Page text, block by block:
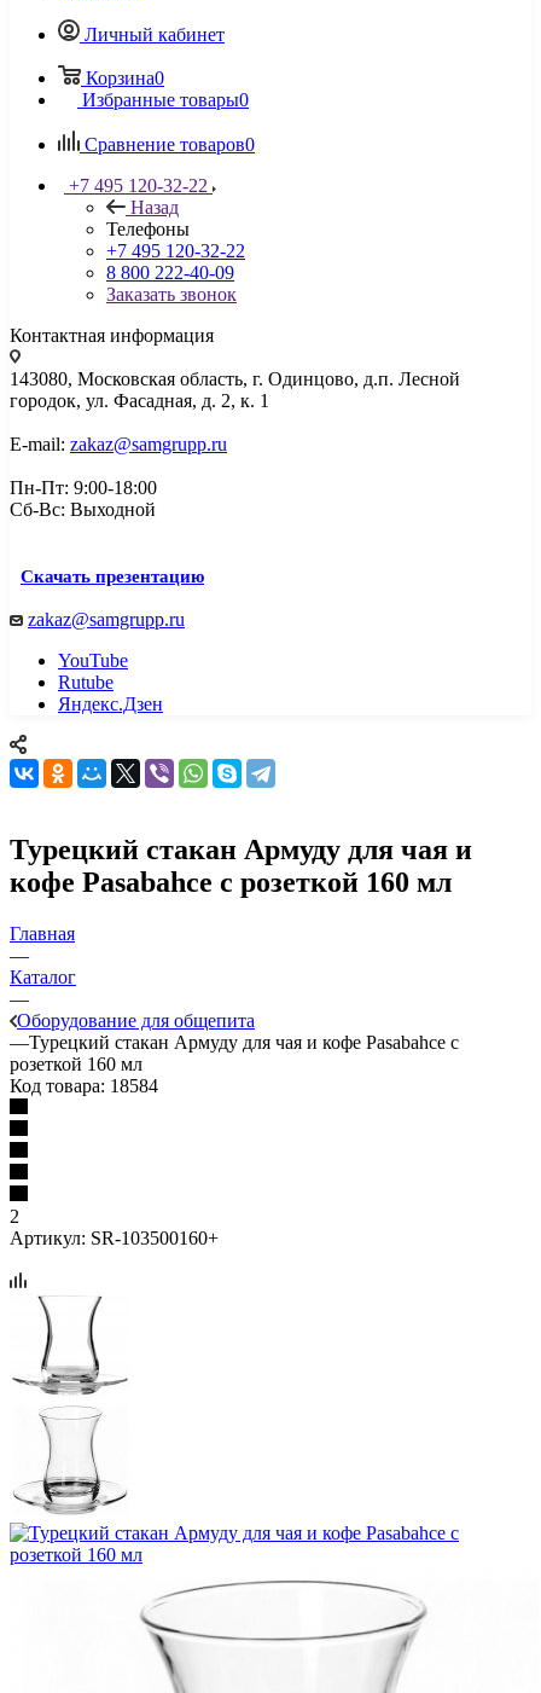
Личный кабинет
Корзина0
Избранные товары0
Сравнение товаров0
+7 495 120-32-22
Назад
Телефоны
+7 495 120-32-22
8 800 222-40-09
Заказать звонок
Контактная информация
143080, Mосковская область, г. Одинцово, д.п. Лесной
городок, ул. Фасадная, д. 2, к. 1
E-mail: zakaz@samgrupp.ru
Пн-Пт: 9:00-18:00
Сб-Вс: Выходной
Скачать презентацию
zakaz@samgrupp.ru
YouTube
Rutube
Яндекс.Дзен
Турецкий стакан Армуду для чая и
кофе Pasabahce с розеткой 160 мл
Главная
—
Каталог
—
Оборудование для общепита
—Турецкий стакан Армуду для чая и кофе Pasabahce с
розеткой 160 мл
Код товара: 18584
2
Артикул: SR-103500160+